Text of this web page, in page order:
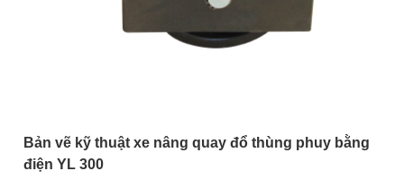
Bản vẽ kỹ thuật xe nâng quay đổ thùng phuy bằng
điện YL 300